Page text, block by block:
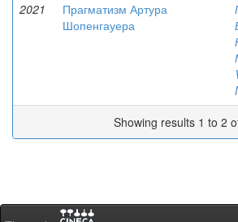
2021
Прагматизм Артура
Шопенгауера
Showing results 1 to 2